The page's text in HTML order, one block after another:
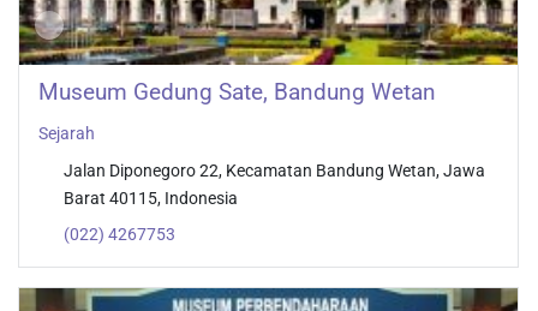
Museum Gedung Sate, Bandung Wetan
Sejarah
Jalan Diponegoro 22, Kecamatan Bandung Wetan, Jawa
Barat 40115, Indonesia
(022) 4267753